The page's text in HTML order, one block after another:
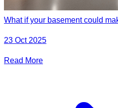
What if your basement could
23 Oct 2025
Read More